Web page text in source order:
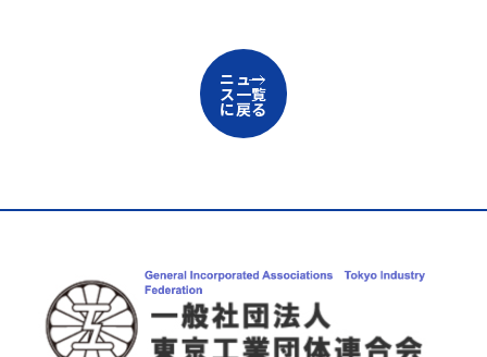
ニュー
ス一覧
に戻る